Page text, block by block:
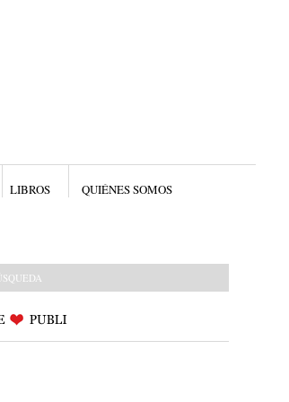
LIBROS QUIÉNES SOMOS